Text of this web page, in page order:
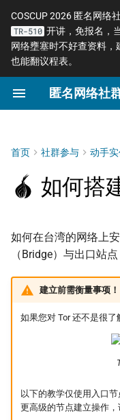
COSCUP 2026 匿名网络
TR-510 开讲，免报名，
网络壅塞时不好查资料，
也能翻议程表。
正
初
索
擎
概念
场景
进阶
OONI 网站检测清单
Tor Relays 观测点
台湾 VASP 法 2026
揭弊者保护法的技
软件更新日志
文章类型
如何参与与认领主
贡献者百科
BECOME_ANONI
治理章程
如何建立 Middle Relay
设置
使用 nyx 监控
instance-create
建立新的 Tor
设置新的配置文件
搭建 Tor Relay 的常见
2026 年度路线图
Tor Relay 校园建立
题
COSCUP 2026 公
匿名网络工作坊
持续关注
首页 社群参与 动手
如何搭
如何在台湾的网络上
（Bridge）与出口站
建立前需衡量事项！
如果您对 Tor 还不是很了
以下的教学仅使用入口
更高级的节点建立操作